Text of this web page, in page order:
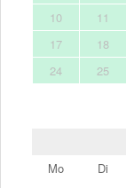
10
11
17
18
24
25
Mo
Di